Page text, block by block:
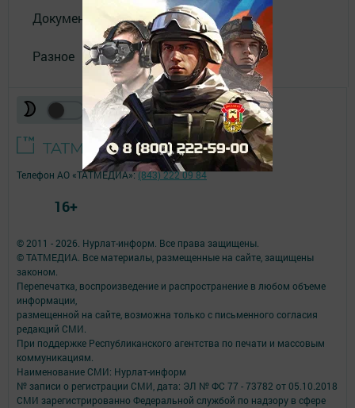
Документы
Разное
© 2011 - 2026. Нурлат-⁠информ. Все права защищены.
© ТАТМЕДИА. Все материалы, размещенные на сайте, защищены
законом.
Перепечатка, воспроизведение и распространение в любом объеме
информации,
размещенной на сайте, возможна только с письменного согласия
редакций СМИ.
При поддержке Республиканского агентства по печати и массовым
коммуникациям.
Наименование СМИ: Нурлат-⁠информ
№ записи о регистрации СМИ, дата: ЭЛ № ФС 77 -⁠ 73782 от 05.10.2018
СМИ зарегистрированно Федеральной службой по надзору в сфере
Телефон АО «ТАТМЕДИА»:(843) 222 09 84
16+